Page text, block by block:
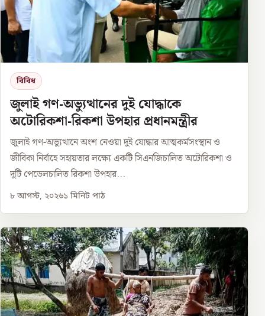
বিবিধ
জুলাই গণ-অভ্যুত্থানের দুই যোদ্ধাকে
অটোরিকশা-রিকশা উপহার প্রধানমন্ত্রীর
জুলাই গণ-অভ্যুত্থানে অংশ নেওয়া দুই যোদ্ধার আত্মকর্মসংস্থান ও
জীবিকা নির্বাহে সহায়তার লক্ষ্যে একটি সিএনজিচালিত অটোরিকশা ও
দুটি পেডেলচালিত রিকশা উপহার...
৮ আগস্ট, ২০২৬১ মিনিট পাঠ